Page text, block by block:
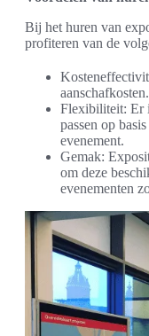
Bij het huren van
profiteren van de
aanschafkosten.
Flexibiliteit: Er
passen op
evenement.
Gemak:
om deze
evenementen